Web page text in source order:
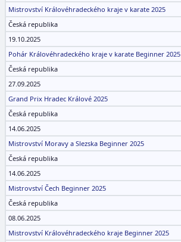
Mistrovství Královéhradeckého kraje v karate 2025
Česká republika
19.10.2025
Pohár Královéhradeckého kraje v karate Beginner 2025
Česká republika
27.09.2025
Grand Prix Hradec Králové 2025
Česká republika
14.06.2025
Mistrovství Moravy a Slezska Beginner 2025
Česká republika
14.06.2025
Mistrovství Čech Beginner 2025
Česká republika
08.06.2025
Mistrovství Královéhradeckého kraje Beginner 2025